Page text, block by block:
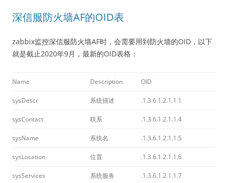
深信服防火墙AF的OID表
zabbix监控深信服防火墙AF时，会需要用到防火墙的OID，以下
就是截止2020年9月，最新的OID表格：
Name Description OID
sysDescr 系统描述 .1.3.6.1.2.1.1.1
sysContact 联系 .1.3.6.1.2.1.1.4
sysName 系统名 .1.3.6.1.2.1.1.5
sysLocation 位置 .1.3.6.1.2.1.1.6
sysServices 系统服务 .1.3.6.1.2.1.1.7